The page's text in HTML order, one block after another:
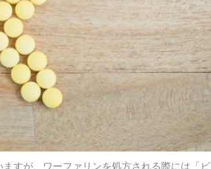
すが、ワーファリンを処方される際には「ビ